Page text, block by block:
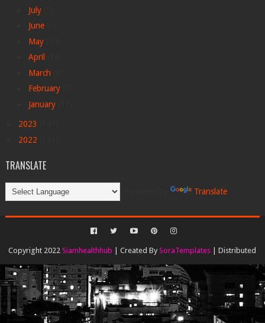
July
June
May
April
March
February
January
2023
2022
TRANSLATE
Translate
Copyright 2022Siamhealthhub | Created BySoraTemplates | Distributed
ByGooyaabi Templates